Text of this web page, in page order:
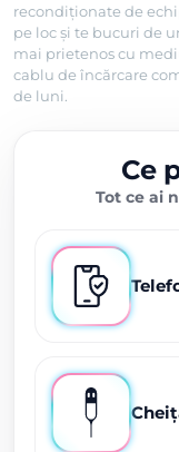
recondiționate de
pe loc și te bucuri de
mai prietenos cu
cablu de încărcare
de luni.
Ce
Tot ce ai